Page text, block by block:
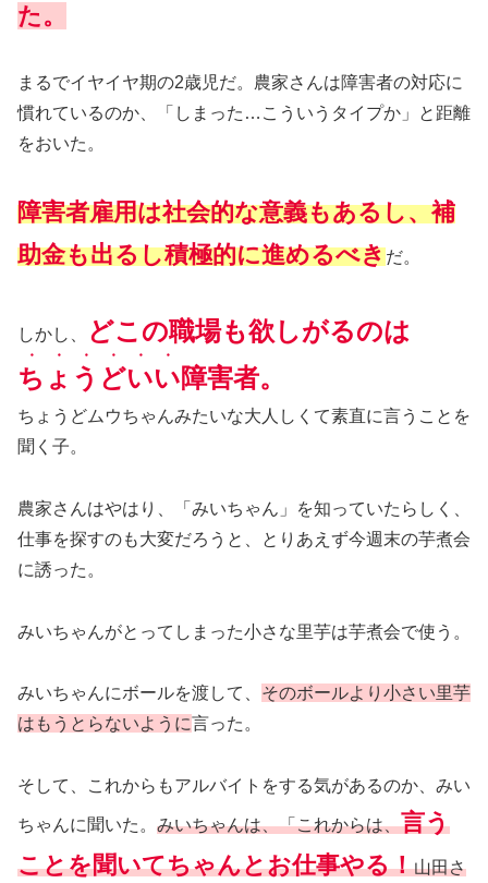
た。
まるでイヤイヤ期の2歳児だ。農家さんは障害者の対応に
慣れているのか、「しまった…こういうタイプか」と距離
をおいた。
障害者雇用は社会的な意義もあるし、補
助金も出るし積極的に進めるべきだ。
しかし、
どこの職場も欲しがるのは
ちょうどいい
・・・・・・
障害者。
ちょうどムウちゃんみたいな大人しくて素直に言うことを
聞く子。
農家さんはやはり、「みいちゃん」を知っていたらしく、
仕事を探すのも大変だろうと、とりあえず今週末の芋煮会
に誘った。
みいちゃんがとってしまった小さな里芋は芋煮会で使う。
みいちゃんにボールを渡して、 そのボールより小さい里芋
はもうとらないように言った。
そして、これからもアルバイトをする気があるのか、みい
ちゃんに聞いた。 みいちゃんは、「これからは、言う
ことを聞いてちゃんとお仕事やる！山田さ